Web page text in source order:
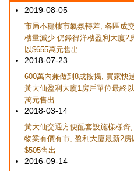
2019-08-05
市局不穩樓市氣氛轉差, 各區成
樓量減少 仍錄得洋樓盈利大廈2
以$655萬元售出
2018-07-23
600萬內兼做到8成按揭, 買家快
黃大仙盈利大廈1房戶單位最終
萬元售出
2018-03-14
黃大仙交通方便配套設施樣樣齊
物業有價有市, 盈利大廈最新2房
$505售出
2016-09-14